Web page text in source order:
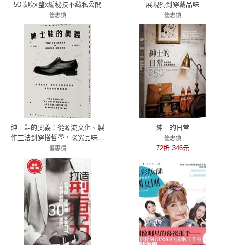
50款吹x整x編秘技不藏私公開
優惠價
79折 300元
展現獨到穿戴品味
優惠價
79折 277元
紳士鞋的奧義：從源流文化、製
作工法到穿搭哲學，探究品味的
終極關鍵
優惠價
79折 253元
紳士的日常
優惠價
72折 346元